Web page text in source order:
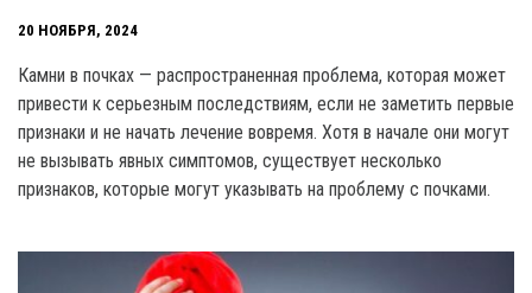
20 НОЯБРЯ, 2024
Камни в почках — распространенная проблема, которая может
привести к серьезным последствиям, если не заметить первые
признаки и не начать лечение вовремя. Хотя в начале они могут
не вызывать явных симптомов, существует несколько
признаков, которые могут указывать на проблему с почками.